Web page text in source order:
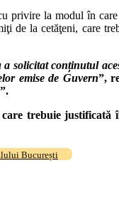
privire la modul în
la cetăţeni, care
a solicitat conținutul
emise de Guvern”,
”.
trebuie justificată
București